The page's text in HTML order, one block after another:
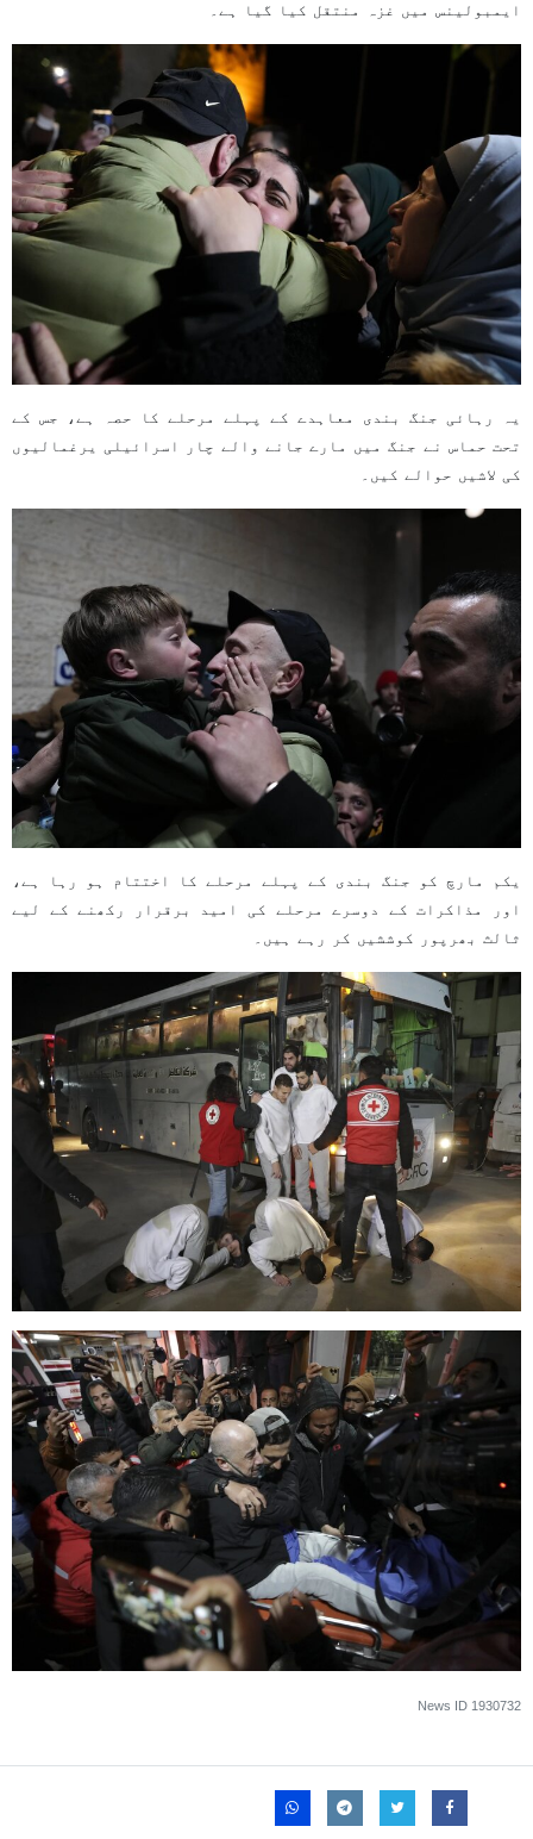
ایمبولینس میں غزہ منتقل کیا گیا ہے۔
یہ رہائی جنگ بندی معاہدے کے پہلے مرحلے کا حصہ ہے، جس کے
تحت حماس نے جنگ میں مارے جانے والے چار اسرائیلی یرغمالیوں
کی لاشیں حوالے کیں۔
یکم مارچ کو جنگ بندی کے پہلے مرحلے کا اختتام ہو رہا ہے،
اور مذاکرات کے دوسرے مرحلے کی امید برقرار رکھنے کے لیے
ثالث بھرپور کوششیں کر رہے ہیں۔
News ID 1930732